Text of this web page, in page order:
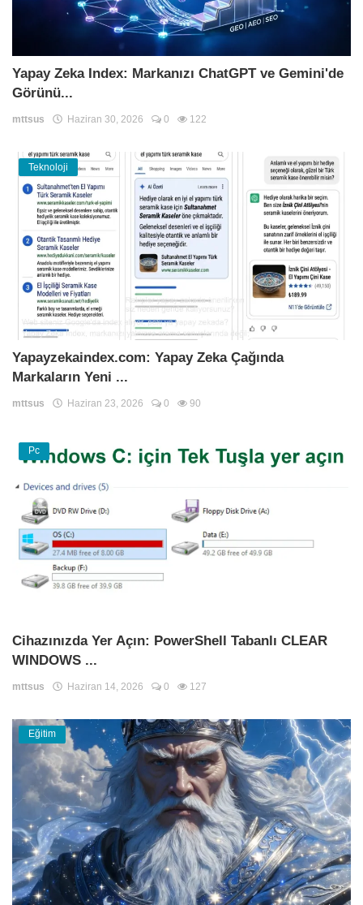
Yapay Zeka Index: Markanızı ChatGPT ve Gemini'de
Görünü...
mttsus Haziran 30, 2026 0 122
Teknoloji
Yapayzekaindex.com: Yapay Zeka Çağında
Markaların Yeni ...
mttsus Haziran 23, 2026 0 90
Pc
Cihazınızda Yer Açın: PowerShell Tabanlı CLEAR
WINDOWS ...
mttsus Haziran 14, 2026 0 127
Eğitim